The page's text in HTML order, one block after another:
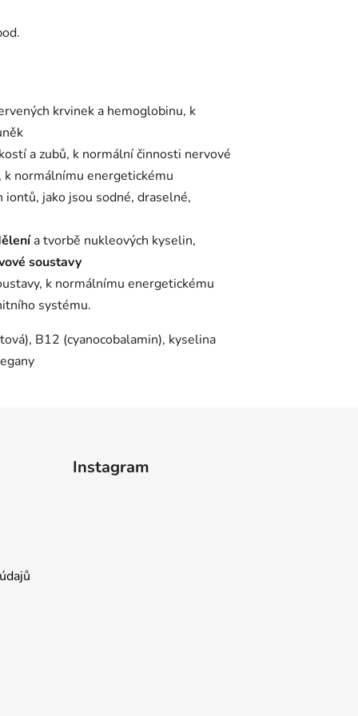
krvinek a hemoglobinu, k
a zubů, k normální činnosti nervové
k normálnímu energetickému
jako jsou sodné, draselné,
a tvorbě nukleových kyselin,
soustavy
k normálnímu energetickému
systému.
B12 (cyanocobalamin), kyselina
Instagram